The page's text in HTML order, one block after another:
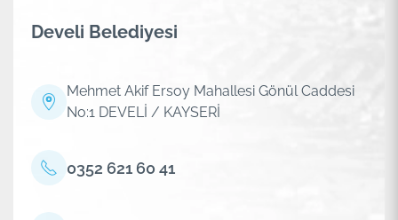
Develi Belediyesi
Mehmet Akif Ersoy Mahallesi Gönül Caddesi
No:1 DEVELİ / KAYSERİ
0352 621 60 41